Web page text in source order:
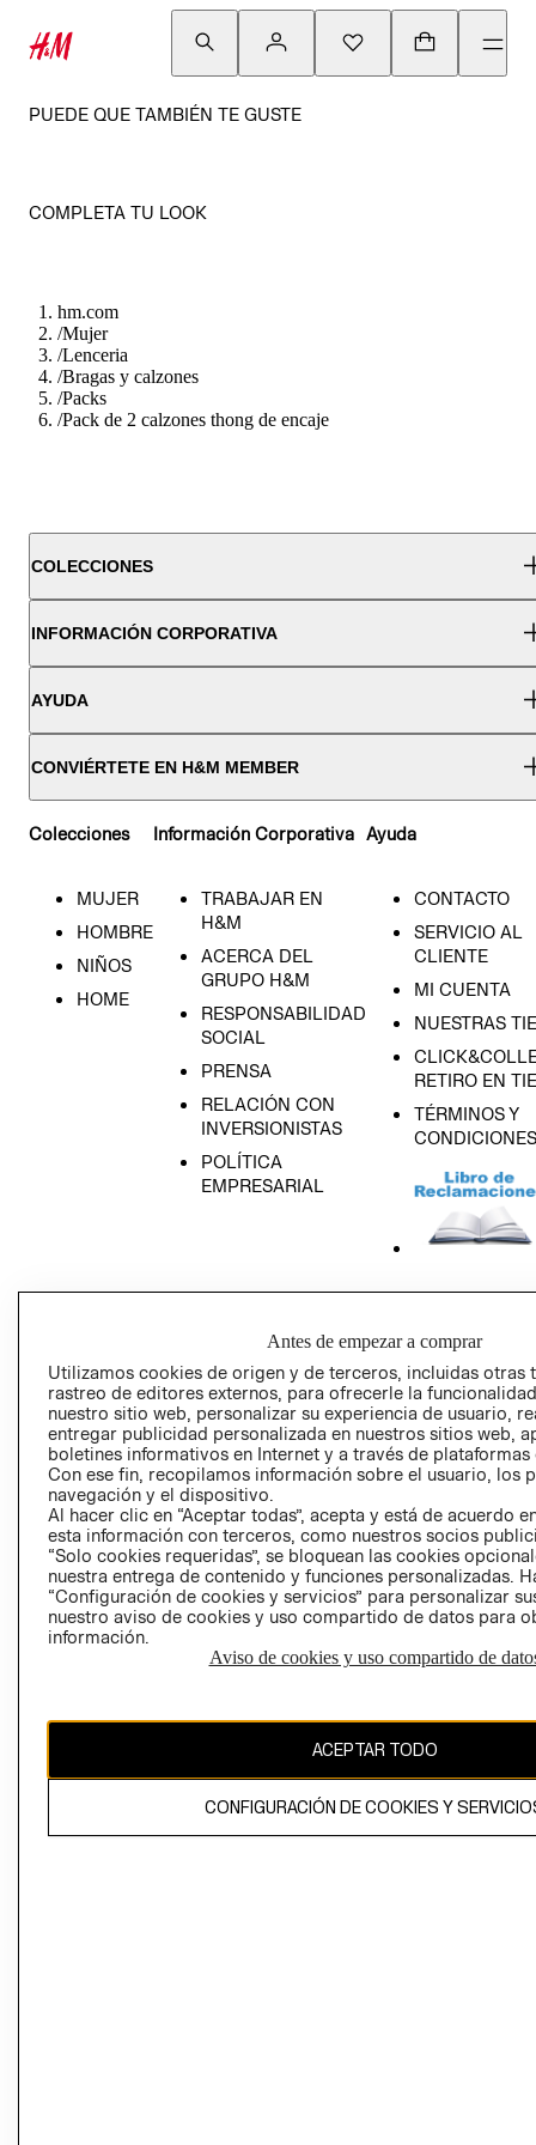
PUEDE QUE TAMBIÉN TE GUSTE
COMPLETA TU LOOK
hm.com
/Mujer
/Lenceria
/Bragas y calzones
/Packs
/Pack de 2 calzones thong de encaje
COLECCIONES
INFORMACIÓN CORPORATIVA
AYUDA
CONVIÉRTETE EN H&M MEMBER
Colecciones
MUJER
HOMBRE
NIÑOS
HOME
Información Corporativa
TRABAJAR EN
H&M
ACERCA DEL
GRUPO H&M
RESPONSABILIDAD
SOCIAL
PRENSA
RELACIÓN CON
INVERSIONISTAS
POLÍTICA
EMPRESARIAL
Ayuda
CONTACTO
SERVICIO AL
CLIENTE
MI CUENTA
NUESTRAS
RETIRO EN
TÉRMINOS Y
CONDICIONES
GIFT CARD
AVISO DE
Perú (S/)
CAMBIAR REGIÓN
propiedad de H&M Hennes & Mauritz AB
Antes de empezar a comprar
Utilizamos cookies de origen y de terceros, incluidas otras
rastreo de editores externos, para ofrecerle la
nuestro sitio web, personalizar su experiencia de usuario,
entregar publicidad personalizada en nuestros sitios web,
boletines informativos en Internet y a través de plataformas
Con ese fin, recopilamos información sobre el usuario, los
navegación y el dispositivo.
Al hacer clic en “Aceptar todas”, acepta y está de acuerdo
esta información con terceros, como nuestros socios
“Solo cookies requeridas”, se bloquean las cookies
nuestra entrega de contenido y funciones personalizadas.
“Configuración de cookies y servicios” para personalizar
nuestro aviso de cookies y uso compartido de datos para
información.
Aviso de cookies y uso compartido de
ACEPTAR TODO
CONFIGURACIÓN DE COOKIES Y